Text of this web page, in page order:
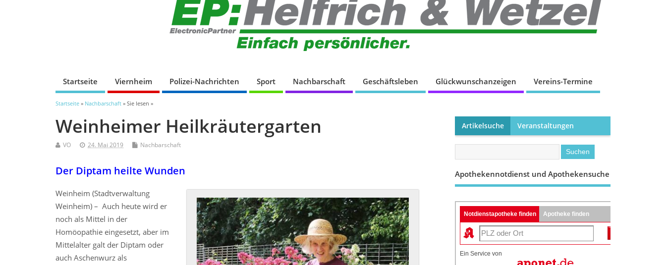
Startseite Viernheim Polizei-Nachrichten Sport Nachbarschaft Geschäftsleben Glückwunschanzeigen Vereins-Termine
Startseite » Nachbarschaft » Sie lesen »
Weinheimer Heilkräutergarten
VO 24. Mai 2019 Nachbarschaft
Der Diptam heilte Wunden
Weinheim (Stadtverwaltung
Weinheim) – Auch heute wird er
noch als Mittel in der
Homöopathie eingesetzt, aber im
Mittelalter galt der Diptam oder
auch Aschenwurz als
Artikelsuche Veranstaltungen
Apothekennotdienst und Apothekensuche
Notdienstapotheke finden Apotheke finden
Ein Service von